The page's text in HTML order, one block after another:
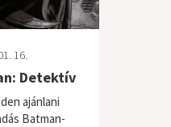
16.
Detektív
ajánlani
Batman-